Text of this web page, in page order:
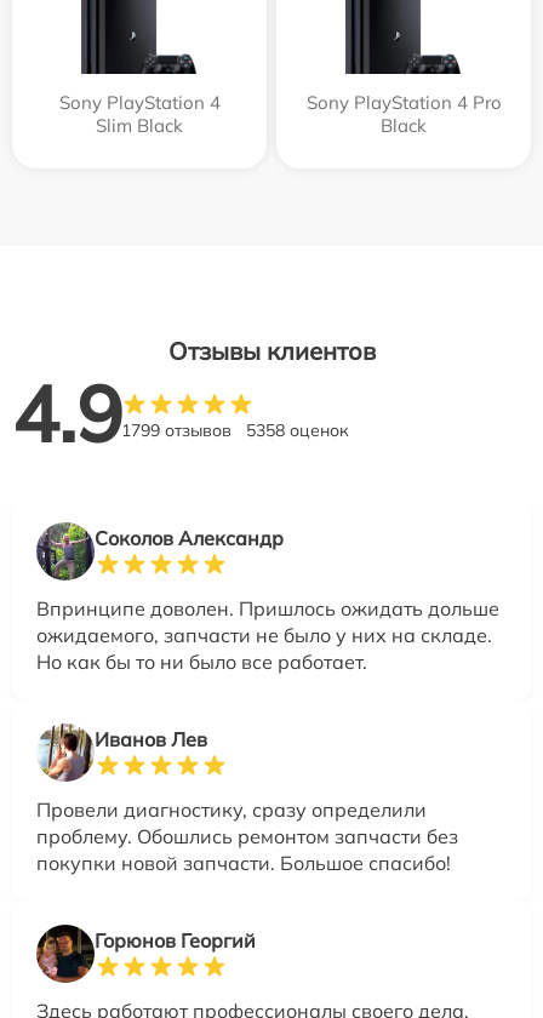
Sony PlayStation 4
Slim Black
Sony PlayStation 4 Pro
Black
Отзывы клиентов
4.91799 отзывов 5358 оценок
Соколов Александр
Впринципе доволен. Пришлось ожидать дольше
ожидаемого, запчасти не было у них на складе.
Но как бы то ни было все работает.
Иванов Лев
Провели диагностику, сразу определили
проблему. Обошлись ремонтом запчасти без
покупки новой запчасти. Большое спасибо!
Горюнов Георгий
Здесь работают профессионалы своего дела.